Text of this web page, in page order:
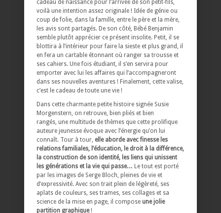
cadeau de naissance pour l’arrivée de son petit-fils,
voilà une intention assez originale ! Idée de génie ou
coup de folie, dans la famille, entre le père et la mère,
les avis sont partagés. De son côté, Bébé Benjamin
semble plutôt apprécier ce présent insolite. Petit, il se
blottira à l’intérieur pour faire la sieste et plus grand, il
en fera un cartable étonnant où ranger sa trousse et
ses cahiers. Une fois étudiant, il s’en servira pour
emporter avec lui les affaires qui l’accompagneront
dans ses nouvelles aventures ! Finalement, cette valise,
c’est le cadeau de toute une vie !
Dans cette charmante petite histoire signée Susie
Morgenstern, on retrouve, bien pliés et bien
rangés, une multitude de thèmes que cette prolifique
auteure jeunesse évoque avec l’énergie qu’on lui
connaît. Tour à tour, elle aborde avec finesse les
relations familiales, l’éducation, le droit à la différence,
la construction de son identité, les liens qui unissent
les générations et la vie qui passe… Le tout est porté
par les images de Serge Bloch, pleines de vie et
d’expressivité. Avec son trait plein de légèreté, ses
aplats de couleurs, ses trames, ses collages et sa
science de la mise en page, il compose une jolie
partition graphique!